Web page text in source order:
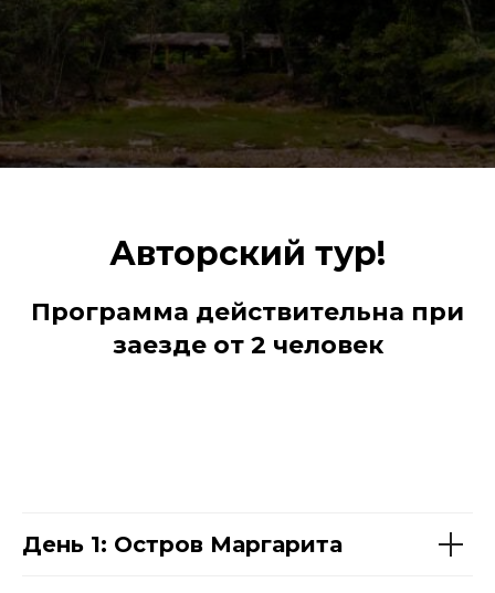
Авторский тур!
Программа действительна при
заезде от 2 человек
День 1: Остров Маргарита